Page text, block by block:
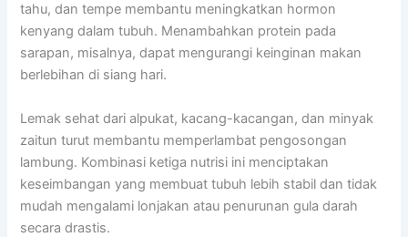
tahu, dan tempe membantu meningkatkan hormon
kenyang dalam tubuh. Menambahkan protein pada
sarapan, misalnya, dapat mengurangi keinginan makan
berlebihan di siang hari.
Lemak sehat dari alpukat, kacang-kacangan, dan minyak
zaitun turut membantu memperlambat pengosongan
lambung. Kombinasi ketiga nutrisi ini menciptakan
keseimbangan yang membuat tubuh lebih stabil dan tidak
mudah mengalami lonjakan atau penurunan gula darah
secara drastis.